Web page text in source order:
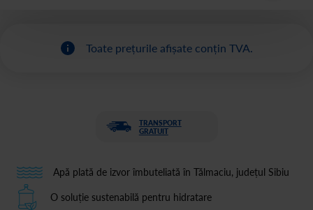
Toate prețurile afișate conțin TVA.
TRANSPORT
GRATUIT
Apă plată de izvor îmbuteliată în Tălmaciu, județul Sibiu
O soluție sustenabilă pentru hidratare